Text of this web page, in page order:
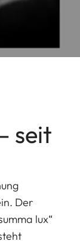
seit
Der
lux“